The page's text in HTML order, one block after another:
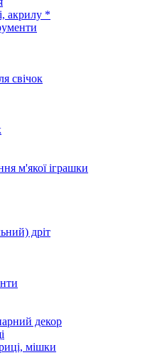
акрилу *
свічок
м'якої іграшки
дріт
декор
мішки